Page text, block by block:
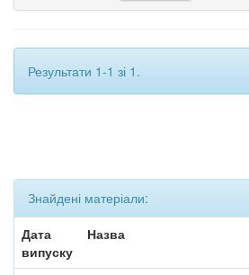
Результати 1-1 зі 1.
Знайдені матеріали:
Дата
випуску
Назва